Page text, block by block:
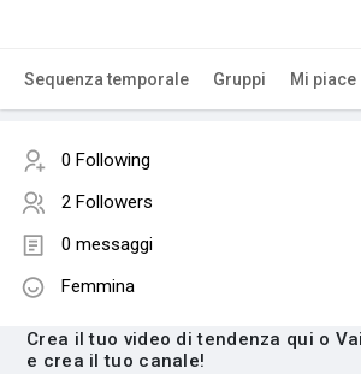
Sequenza temporale Gruppi Mi piace
0 Following
2 Followers
0 messaggi
Femmina
Crea il tuo video di tendenza qui o
e crea il tuo canale!